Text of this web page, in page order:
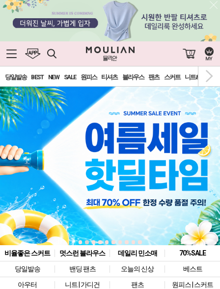
0
당일발송 BEST NEW SALE 원피스 티셔츠 블라우스 팬츠 스커트 니트&가디건
비율좋은 스커트 멋스런 블라우스 데일리 민소매
70%SALE
당일발송
밴딩 팬츠 오늘의 신상
베스트
아우터
니트 | 가디건 팬츠
원피스 | 스커트